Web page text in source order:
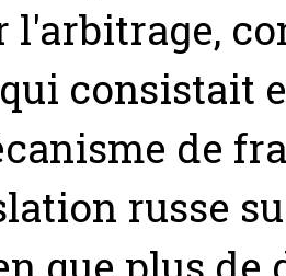
l'arbitrage,
consistait
de
russe